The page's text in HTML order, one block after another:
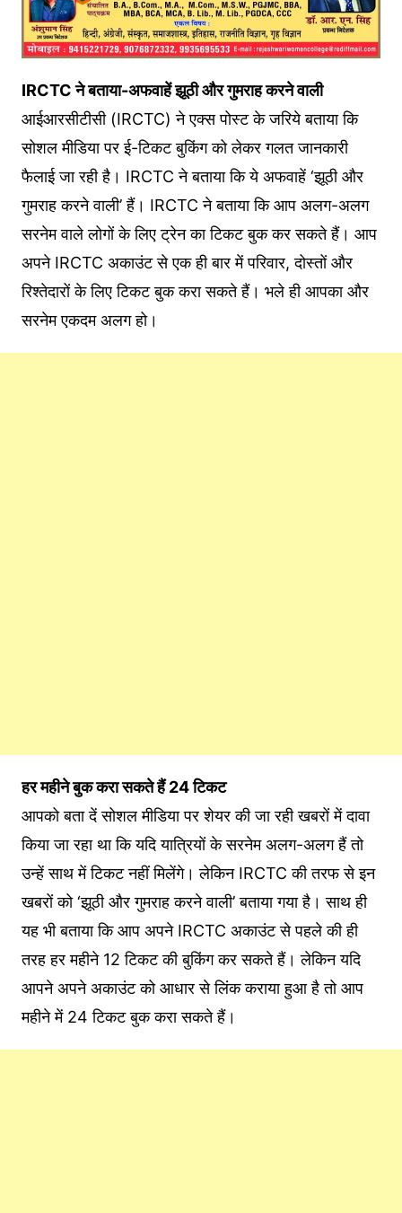
IRCTC ने बताया-अफवाहें झूठी और गुमराह करने वाली
आईआरसीटीसी (IRCTC) ने एक्‍स पोस्‍ट के जर‍िये बताया क‍ि
सोशल मीडिया पर ई-टिकट बुक‍िंग को लेकर गलत जानकारी
फैलाई जा रही है। IRCTC ने बताया क‍ि ये अफवाहें ‘झूठी और
गुमराह करने वाली’ हैं। IRCTC ने बताया क‍ि आप अलग-अलग
सरनेम वाले लोगों के लिए ट्रेन का टिकट बुक कर सकते हैं। आप
अपने IRCTC अकाउंट से एक ही बार में परिवार, दोस्तों और
रिश्तेदारों के लिए टिकट बुक करा सकते हैं। भले ही आपका और
सरनेम एकदम अलग हो।
हर महीने बुक करा सकते हैं 24 ट‍िकट
आपको बता दें सोशल मीडिया पर शेयर की जा रही खबरों में दावा
क‍िया जा रहा था क‍ि यद‍ि यात्र‍ियों के सरनेम अलग-अलग हैं तो
उन्‍हें साथ में टिकट नहीं म‍िलेंगे। लेकिन IRCTC की तरफ से इन
खबरों को ‘झूठी और गुमराह करने वाली’ बताया गया है। साथ ही
यह भी बताया क‍ि आप अपने IRCTC अकाउंट से पहले की ही
तरह हर महीने 12 ट‍िकट की बुक‍िंग कर सकते हैं। लेक‍िन यद‍ि
आपने अपने अकाउंट को आधार से ल‍िंक कराया हुआ है तो आप
महीने में 24 ट‍िकट बुक करा सकते हैं।